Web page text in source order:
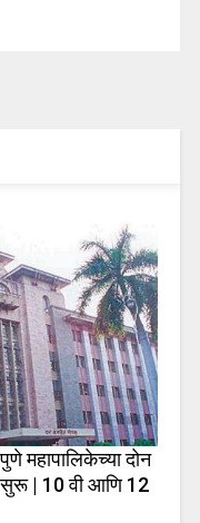
दोन
सुरू | 10 वी आणि 12